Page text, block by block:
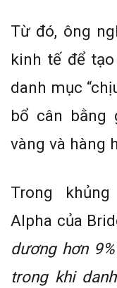
Từ đó, ông
kinh tế để
danh mục
bổ cân bằng
vàng và hàng
Trong
Alpha của
dương hơn
trong khi